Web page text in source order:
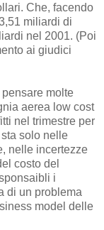
Che, facendo
miliardi di
nel 2001. (Poi
ai giudici
molte
aerea low cost
nel trimestre per
solo nelle
nelle incertezze
costo del
i
di un problema
model delle